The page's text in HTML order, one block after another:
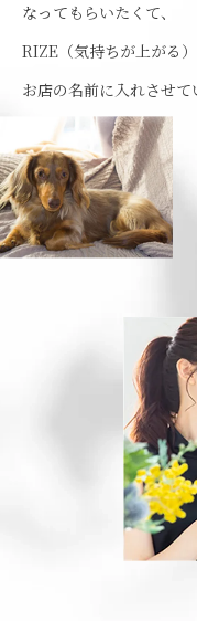
なってもらいたくて、
RIZE（気持ちが上がる
お店の名前に入れさせて